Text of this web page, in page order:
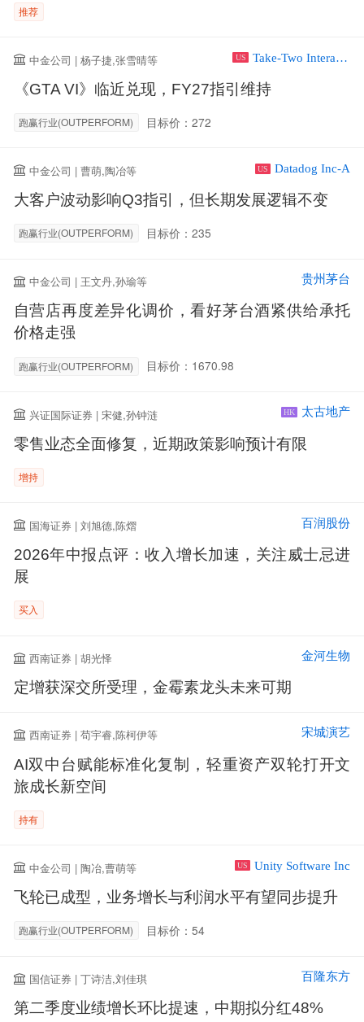
推荐
中金公司 | 杨子捷,张雪晴等 US Take-Two Interactive Software Inc
《GTA VI》临近兑现，FY27指引维持
跑赢行业(OUTPERFORM) 目标价：272
中金公司 | 曹萌,陶冶等 US Datadog Inc-A
大客户波动影响Q3指引，但长期发展逻辑不变
跑赢行业(OUTPERFORM) 目标价：235
中金公司 | 王文丹,孙瑜等 贵州茅台
自营店再度差异化调价，看好茅台酒紧供给承托
价格走强
跑赢行业(OUTPERFORM) 目标价：1670.98
兴证国际证券 | 宋健,孙钟涟 HK 太古地产
零售业态全面修复，近期政策影响预计有限
增持
国海证券 | 刘旭德,陈熠 百润股份
2026年中报点评：收入增长加速，关注威士忌进
展
买入
西南证券 | 胡光怿 金河生物
定增获深交所受理，金霉素龙头未来可期
西南证券 | 苟宇睿,陈柯伊等 宋城演艺
AI双中台赋能标准化复制，轻重资产双轮打开文
旅成长新空间
持有
中金公司 | 陶冶,曹萌等 US Unity Software Inc
飞轮已成型，业务增长与利润水平有望同步提升
跑赢行业(OUTPERFORM) 目标价：54
国信证券 | 丁诗洁,刘佳琪 百隆东方
第二季度业绩增长环比提速，中期拟分红48%